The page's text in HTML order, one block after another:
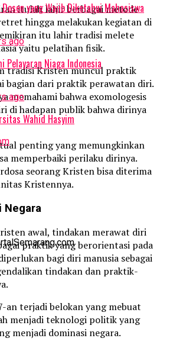
itulah lahir berbagai metode
hingga melakukan kegiatan di
itu lahir tradisi melete
yaitu pelatihan fisik.
tradisi Kristen muncul praktik
bagian dari praktik perawatan diri.
memahami bahwa exomologesis
di hadapan publik bahwa dirinya
penting yang memungkinkan
memperbaiki perilaku dirinya.
seorang Kristen bisa diterima
Kristennya.
Negara
awal, tindakan merawat diri
praktik yang berorientasi pada
bagi diri manusia sebagai
tindakan dan praktik-
an terjadi belokan yang mebuat
menjadi teknologi politik yang
menjadi dominasi negara.
yang Wajib Diketahui Mahasiswa
ago
Pelayaran Niaga Indonesia
ago
Wahid Hasyim